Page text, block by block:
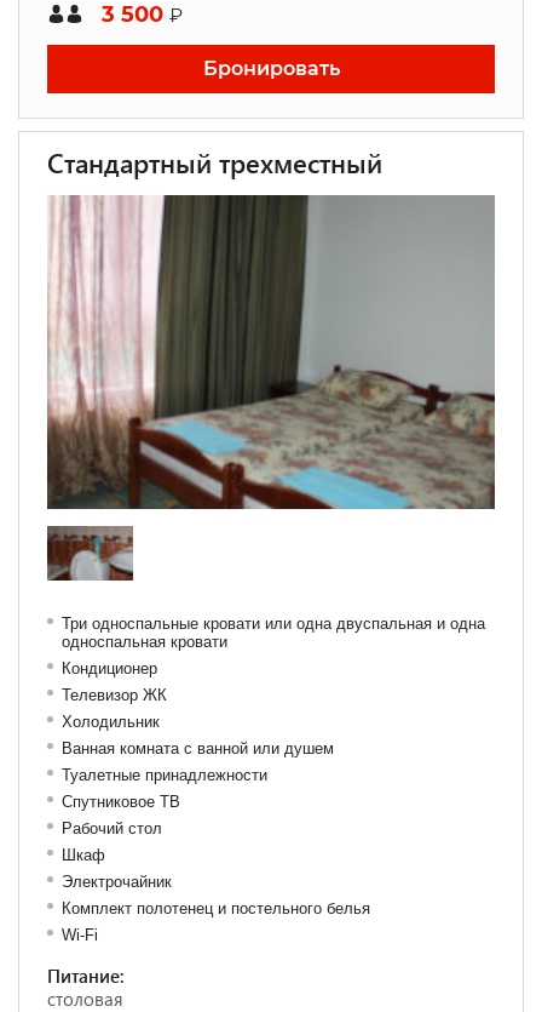
3 500 ₽
Бронировать
Стандартный трехместный
Три односпальные кровати или одна двуспальная и одна
односпальная кровати
Кондиционер
Телевизор ЖК
Холодильник
Ванная комната с ванной или душем
Туалетные принадлежности
Спутниковое ТВ
Рабочий стол
Шкаф
Электрочайник
Комплект полотенец и постельного белья
Wi-Fi
Питание:
столовая